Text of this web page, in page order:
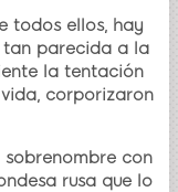
todos ellos, hay
tan parecida a la
la tentación
corporizaron
con
rusa que lo